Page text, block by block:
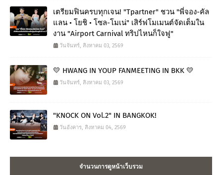
เตรียมฟินครบทุกเจน! "Tpartner" ชวน "พี่จอง-คัล
แลน • โยชิ • โซล-โมเน่" เสิร์ฟโมเมนต์จัดเต็มใน
งาน "Airport Carnival ทริปไหนก็ใจฟู"
วันจันทร์, สิงหาคม 03, 2569
💛 HWANG IN YOUP FANMEETING IN BKK 💛
วันจันทร์, สิงหาคม 03, 2569
"KNOCK ON Vol.2" IN BANGKOK!
วันอังคาร, สิงหาคม 04, 2569
จำนวนการดูหน้าเว็บรวม